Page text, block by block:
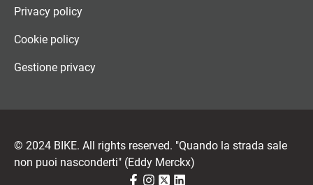
Privacy policy
Cookie policy
Gestione privacy
© 2024 BIKE. All rights reserved. "Quando la strada sale
non puoi nasconderti" (Eddy Merckx)